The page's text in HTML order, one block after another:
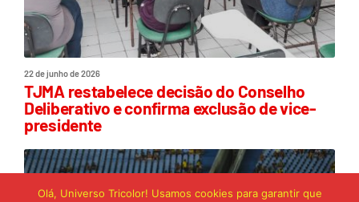
22 de junho de 2026
TJMA restabelece decisão do Conselho
Deliberativo e confirma exclusão de vice-
presidente
Olá, Universo Tricolor! Usamos cookies para garantir que